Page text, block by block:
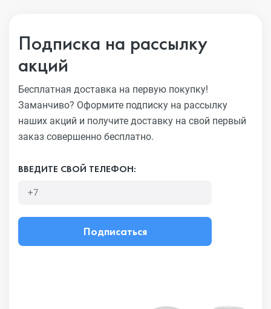
Подписка на рассылку
акций
Бесплатная доставка на первую покупку!
Заманчиво? Оформите подписку на рассылку
наших акций и получите доставку на свой первый
заказ совершенно бесплатно.
ВВЕДИТЕ СВОЙ ТЕЛЕФОН:
Подписаться